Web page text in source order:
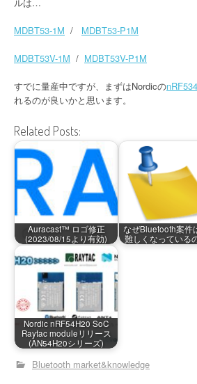
MDBT53-1M / MDBT53-P1M
MDBT53V-1M / MDBT53V-P1M
すでに量産中ですが、まずはNordicの
れるのが良いかと思います。
Related Posts:
Auracast™ ロゴ修正
(2023/08/15より有効)
なぜBluetooth案件
難しくなっている
Nordic nRF54H20 SoC
Raytac moduleリリース
(AN54H20シリーズ)
Bluetooth market&knowledge